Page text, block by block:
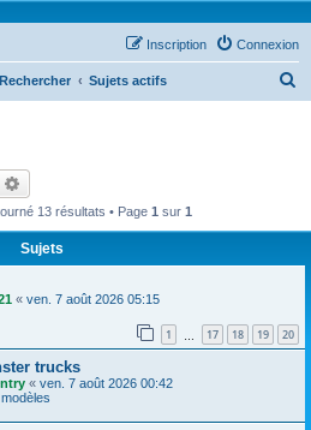
Connexion
Inscription
Rechercher Sujets actifs
13 résultats • Page 1 sur 1
Sujets
« ven. 7 août 2026 05:15
1 17 18 19 20
trucks
« ven. 7 août 2026 00:42